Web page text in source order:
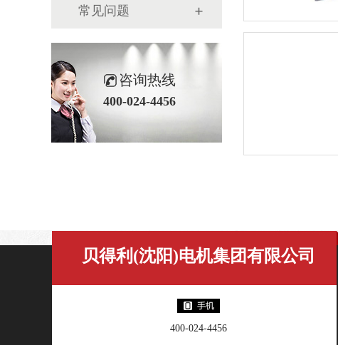
常见问题
咨询热线
400-024-4456
贝得利(沈阳)电机集团有限公司
400-024-4456